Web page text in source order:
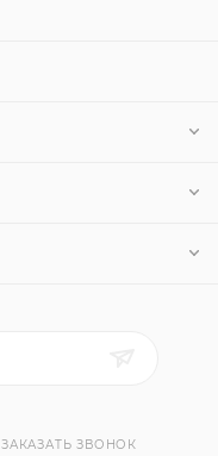
ЗАКАЗАТЬ ЗВОНОК